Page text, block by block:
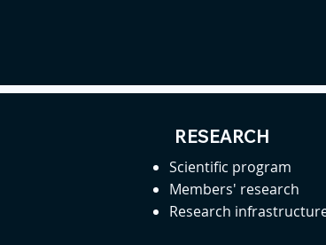
RESEARCH
Scientific program
Members' research
Research